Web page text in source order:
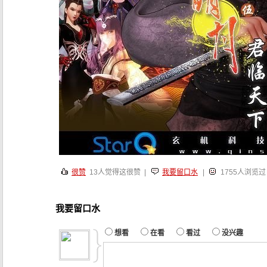
很赞 13人觉得这很赞 | 我要留口水 1755人浏览过
我要留口水
想看 在看 看过 没兴趣